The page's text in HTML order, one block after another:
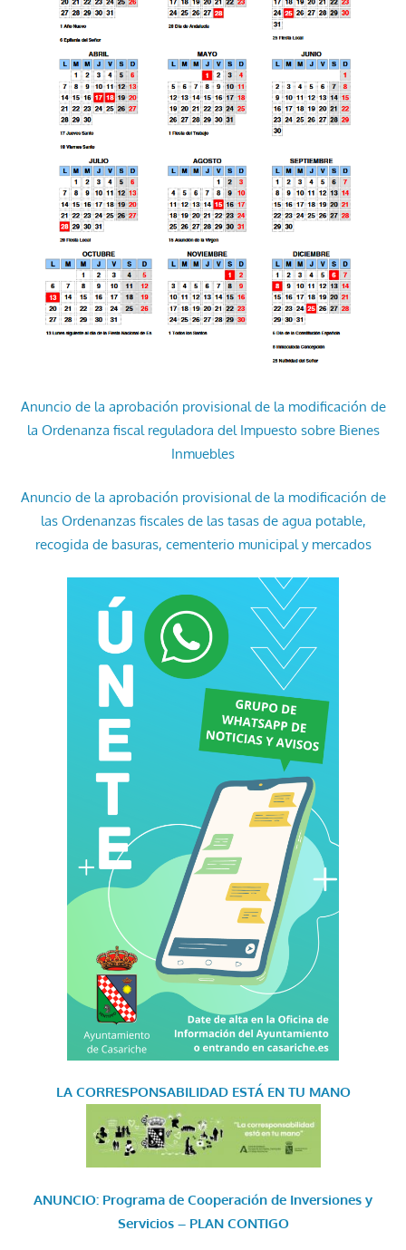
Anuncio de la aprobación provisional de la modificación de
la Ordenanza fiscal reguladora del Impuesto sobre Bienes
Inmuebles
Anuncio de la aprobación provisional de la modificación de
las Ordenanzas fiscales de las tasas de agua potable,
recogida de basuras, cementerio municipal y mercados
LA CORRESPONSABILIDAD ESTÁ EN TU MANO
ANUNCIO: Programa de Cooperación de Inversiones y
Servicios – PLAN CONTIGO